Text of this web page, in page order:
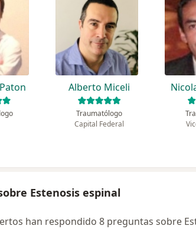
Alberto Miceli
Traumatólogo
Capital Federal
Estenosis espinal
han respondido 8 preguntas sobre